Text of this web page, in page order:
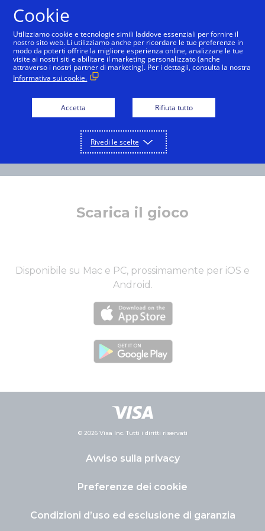
Italiano
Scarica il gioco
Disponibile su Mac e PC, prossimamente per iOS e
Android.
© 2026 Visa Inc. Tutti i diritti riservati
Avviso sulla privacy
Preferenze dei cookie
Condizioni d’uso ed esclusione di garanzia
Cookie
Utilizziamo cookie e tecnologie simili laddove essenziali per fornire il
nostro sito web. Li utilizziamo anche per ricordare le tue preferenze in
modo da poterti offrire la migliore esperienza online, analizzare le tue
visite ai nostri siti e abilitare il marketing personalizzato (anche
attraverso i nostri partner di marketing). Per i dettagli, consulta la nostra
Informativa sui cookie.
Accetta Rifiuta tutto
Rivedi le scelte